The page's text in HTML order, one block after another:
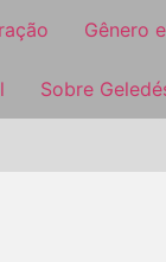
Gênero
Sobre